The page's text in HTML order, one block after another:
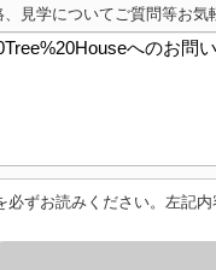
、見学についてご質問等お気
必ずお読みください。左記